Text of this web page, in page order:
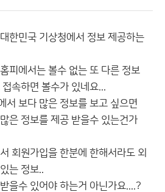
한민국 기상청에서 정보 제공하는
피에서는 볼수 없는 또 다른 정보
속하면 볼수가 있네요...
서 보다 많은 정보를 보고 싶으면
은 정보를 제공 받을수 있는건가
회원가입을 한분에 한해서라도 외
는 정보..
을수 있어야 하는거 아닌가요....?